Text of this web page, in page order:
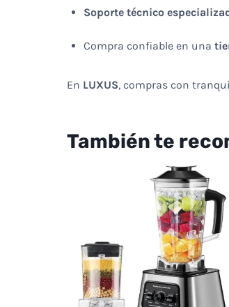
Soporte técnico
Compra confiable en una
En LUXUS, compras con
También te